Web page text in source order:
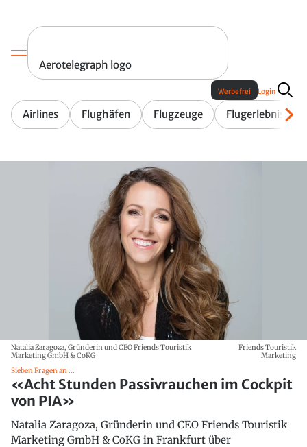
Aerotelegraph logo
Airlines Flughäfen Flugzeuge Flugerlebnis
Werbefrei Login
Natalia Zaragoza, Gründerin und CEO Friends Touristik
Marketing GmbH & CoKG
Friends Touristik
Marketing
Sieben Fragen an ...
«Acht Stunden Passivrauchen im Cockpit
von PIA»
Natalia Zaragoza, Gründerin und CEO Friends Touristik
Marketing GmbH & CoKG in Frankfurt über